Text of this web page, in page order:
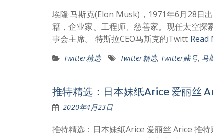
埃隆·马斯克(Elon Musk)，1971年6月28日
籍，企业家、工程师、慈善家。现任太空探
事会主席。 特斯拉CEO马斯克的Twitt Read
Twitter精选 Twitter精选, Twitter账号, 马
推特精选：日本妹纸Arice 爱丽丝
2020年4月23日
推特精选：日本妹纸Arice 爱丽丝 Arice 推